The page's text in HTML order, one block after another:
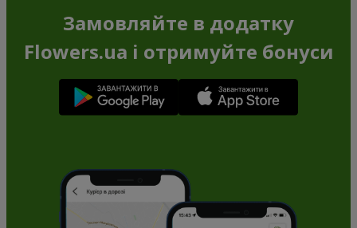
Замовляйте в додатку
Flowers.ua і отримуйте бонуси